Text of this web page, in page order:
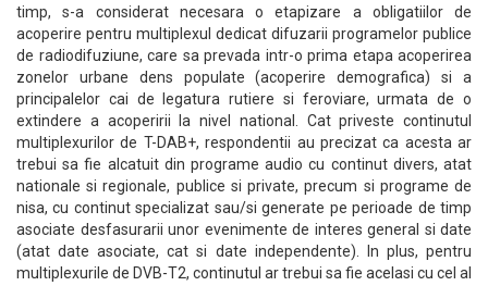
timp, s-a considerat necesara o etapizare a obligatiilor de
acoperire pentru multiplexul dedicat difuzarii programelor publice
de radiodifuziune, care sa prevada intr-o prima etapa acoperirea
zonelor urbane dens populate (acoperire demografica) si a
principalelor cai de legatura rutiere si feroviare, urmata de o
extindere a acoperirii la nivel national. Cat priveste continutul
multiplexurilor de T-DAB+, respondentii au precizat ca acesta ar
trebui sa fie alcatuit din programe audio cu continut divers, atat
nationale si regionale, publice si private, precum si programe de
nisa, cu continut specializat sau/si generate pe perioade de timp
asociate desfasurarii unor evenimente de interes general si date
(atat date asociate, cat si date independente). In plus, pentru
multiplexurile de DVB-T2, continutul ar trebui sa fie acelasi cu cel al